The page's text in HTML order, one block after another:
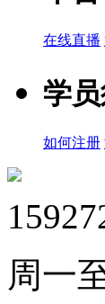
在线直播
学
如何注册
周一